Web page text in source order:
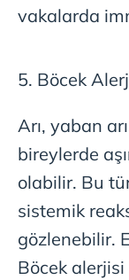
vakalarda
5. Böcek
Arı, yaban
bireylerde
olabilir. Bu
sistemik
gözlenebilir.
Böcek